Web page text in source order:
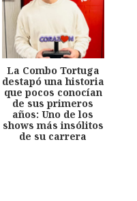
La Combo Tortuga
destapó una historia
que pocos conocían
de sus primeros
años: Uno de los
shows más insólitos
de su carrera